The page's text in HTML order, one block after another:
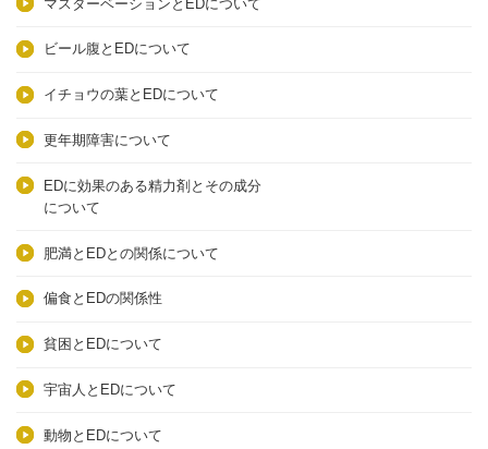
マスターベーションとEDについて
ビール腹とEDについて
イチョウの葉とEDについて
更年期障害について
EDに効果のある精力剤とその成分
について
肥満とEDとの関係について
偏食とEDの関係性
貧困とEDについて
宇宙人とEDについて
動物とEDについて